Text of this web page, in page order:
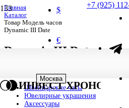
+7 (925)
$
€
Москва
ИНВЕСТ ХРОНО
Главная
Каталог
Товар Модель часов
Dynamic III Date
Dynamic III Date
результатов
Швейцарские часы
Ювелирные украшения
Аксессуары